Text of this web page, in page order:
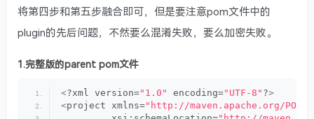
将第四步和第五步融合即可，但是要注意pom文件中的
plugin的先后问题，不然要么混淆失败，要么加密失败。
1.完整版的parent pom文件
<?xml version="1.0" encoding="UTF-8" ?>
<project xmlns="http://maven.apache.org/POM/